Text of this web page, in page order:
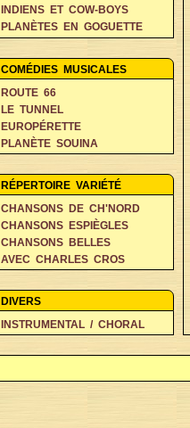
INDIENS ET COW-BOYS
PLANÈTES EN GOGUETTE
RÊVES ET FANTAISIE
COMÉDIES MUSICALES
ROUTE 66
LE TUNNEL
EUROPÉRETTE
PLANÈTE SOUINA
RÉPERTOIRE VARIÉTÉ
CHANSONS DE CH'NORD
CHANSONS ESPIÈGLES
CHANSONS BELLES
AVEC CHARLES CROS
COIN DES POÈTES E-L
COIN DES POÈTES M-V
DIVERS
INSTRUMENTAL / CHORAL